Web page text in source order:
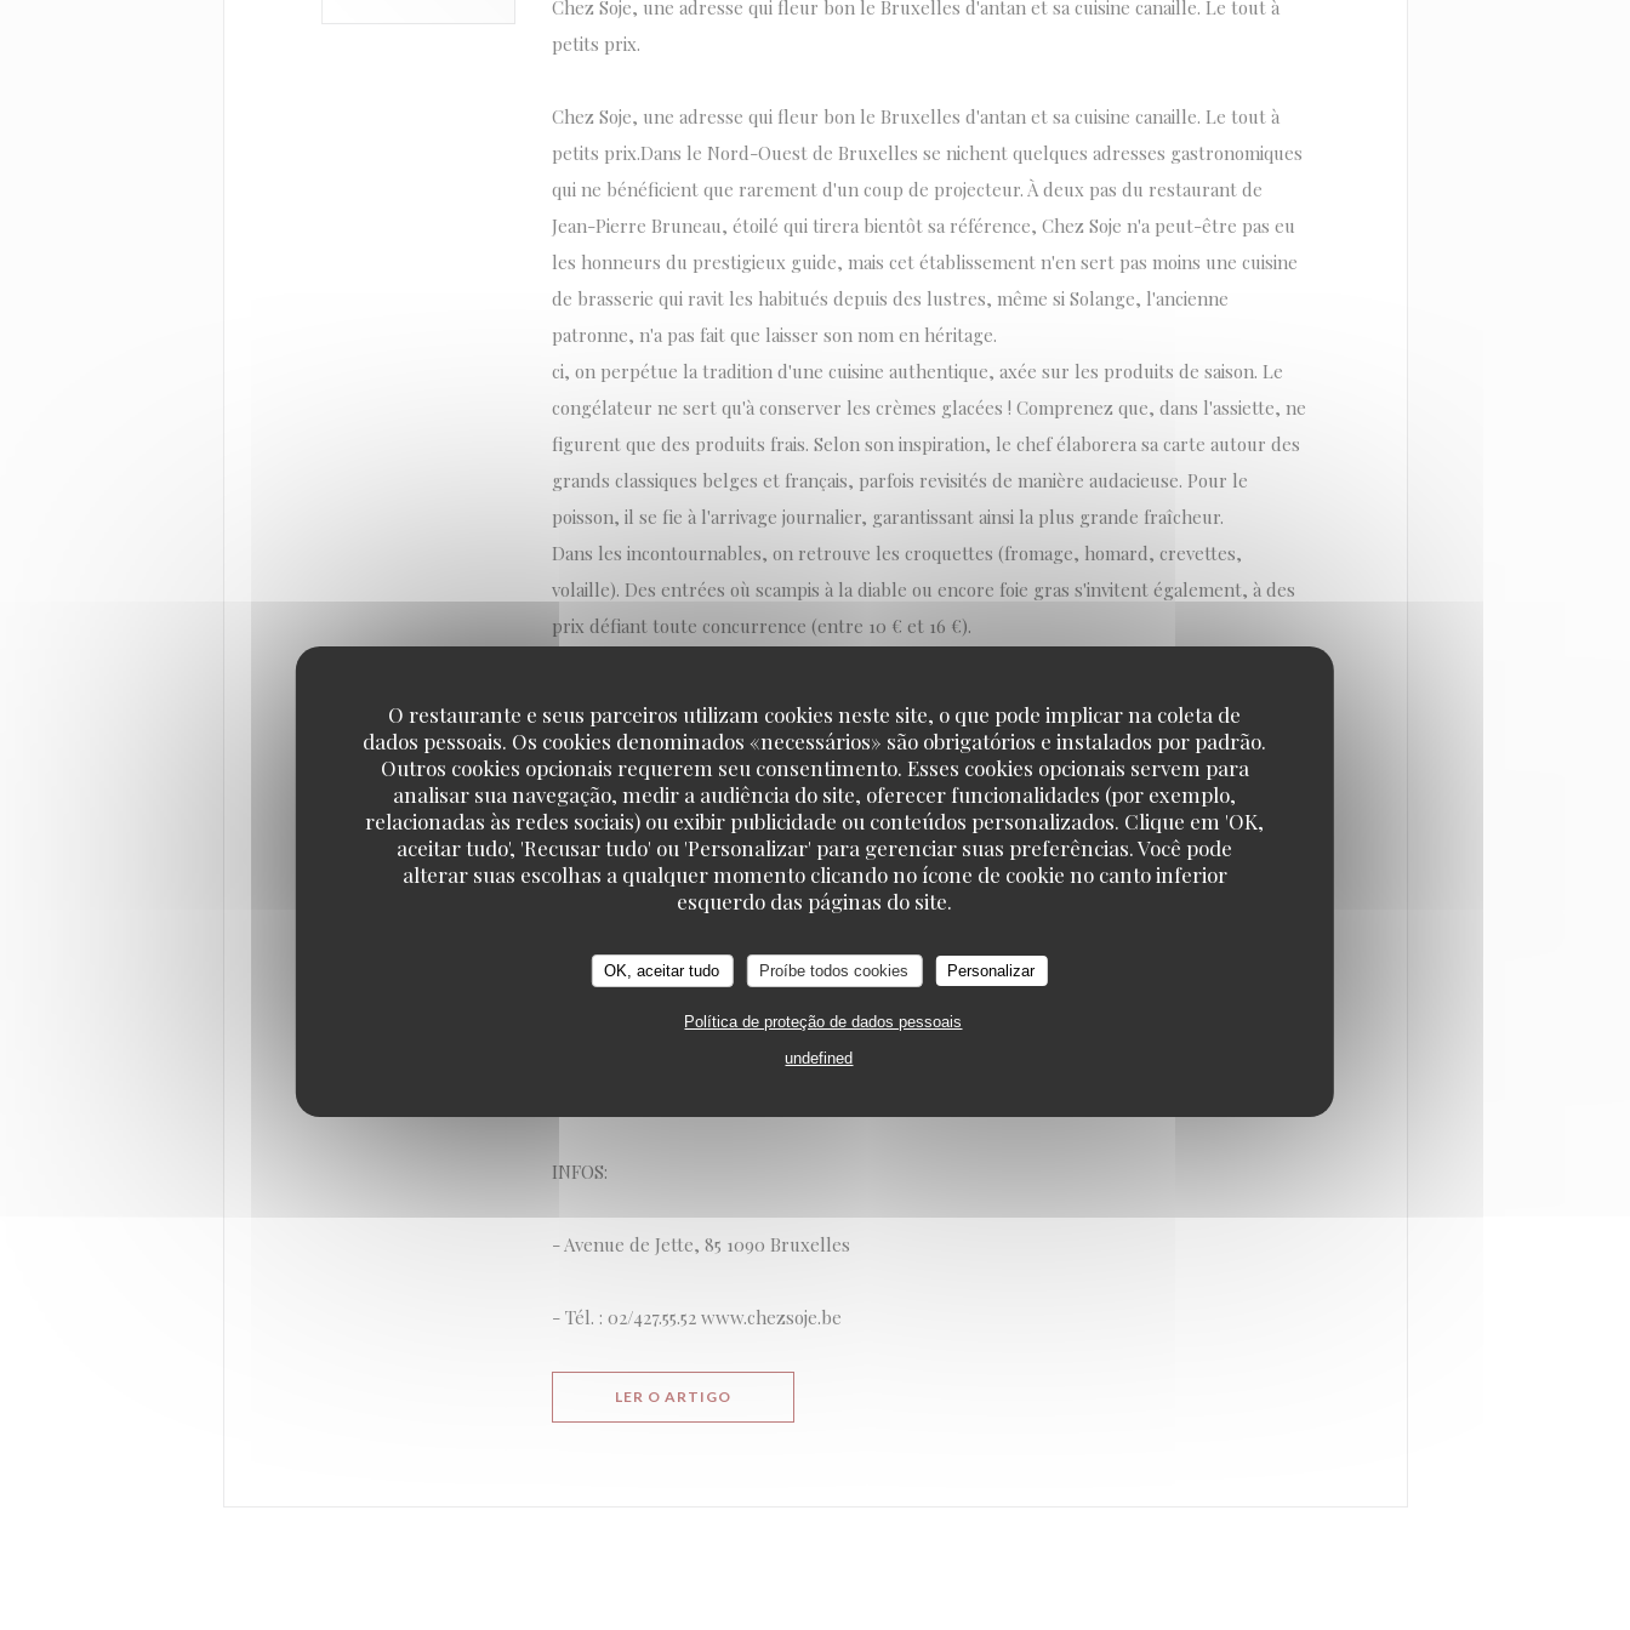
O restaurante e seus parceiros utilizam cookies neste site, o que pode implicar na coleta de
dados pessoais. Os cookies denominados «necessários» são obrigatórios e instalados por padrão.
Outros cookies opcionais requerem seu consentimento. Esses cookies opcionais servem para
analisar sua navegação, medir a audiência do site, oferecer funcionalidades (por exemplo,
relacionadas às redes sociais) ou exibir publicidade ou conteúdos personalizados. Clique em 'OK,
aceitar tudo', 'Recusar tudo' ou 'Personalizar' para gerenciar suas preferências. Você pode
alterar suas escolhas a qualquer momento clicando no ícone de cookie no canto inferior
esquerdo das páginas do site.
OK, aceitar tudo Proíbe todos cookies Personalizar
Política de proteção de dados pessoais
undefined
Chez Soje, une adresse qui fleur bon le Bruxelles d'antan et sa cuisine canaille. Le tout à
petits prix.
Chez Soje, une adresse qui fleur bon le Bruxelles d'antan et sa cuisine canaille. Le tout à
petits prix.Dans le Nord-Ouest de Bruxelles se nichent quelques adresses gastronomiques
qui ne bénéficient que rarement d'un coup de projecteur. À deux pas du restaurant de
Jean-Pierre Bruneau, étoilé qui tirera bientôt sa référence, Chez Soje n'a peut-être pas eu
les honneurs du prestigieux guide, mais cet établissement n'en sert pas moins une cuisine
de brasserie qui ravit les habitués depuis des lustres, même si Solange, l'ancienne
patronne, n'a pas fait que laisser son nom en héritage.
ci, on perpétue la tradition d'une cuisine authentique, axée sur les produits de saison. Le
congélateur ne sert qu'à conserver les crèmes glacées ! Comprenez que, dans l'assiette, ne
figurent que des produits frais. Selon son inspiration, le chef élaborera sa carte autour des
grands classiques belges et français, parfois revisités de manière audacieuse. Pour le
poisson, il se fie à l'arrivage journalier, garantissant ainsi la plus grande fraîcheur.
Dans les incontournables, on retrouve les croquettes (fromage, homard, crevettes,
volaille). Des entrées où scampis à la diable ou encore foie gras s'invitent également, à des
prix défiant toute concurrence (entre 10 € et 16 €).
déçus. Côté viande, l'incontournable entrecôte irlandaise est un must (24 €). Mais vous
pouvez tout aussi bien vous contenter d'un pain de viande et stoemp (16 €) ou d'un plat de
poisson (entre 20 € et 28 €).
On vous recommande aussi le menu au rapport qualité-prix parfaitement étudié (35 €) qui
vous laisse le choix entre 4 ou 5 entrées et autant de plats, avant de terminer par un
dessert à la carte (ou plutôt au tableau).
Pour arroser le tout, choix entre vins sélectionnés auprès de "vignerons amoureux de leur
métier et de leur terroir" ou bières, belges bien sûr, allant de la pils à la spéciale en
INFOS:
- Avenue de Jette, 85 1090 Bruxelles
- Tél. : 02/427.55.52 www.chezsoje.be
LER O ARTIGO((ABRE NUMA NOVA JANELA))